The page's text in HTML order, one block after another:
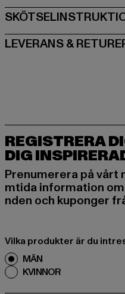
LEVERANS &
REGISTRERA
DIG
Prenumerera på vårt
mtida information
nden och kuponger
Vilka produkter är du
MÄN
KVINNOR